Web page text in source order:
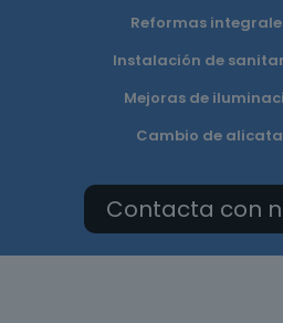
Reformas
Instalación de
Mejoras de
Cambio de
Contacta con